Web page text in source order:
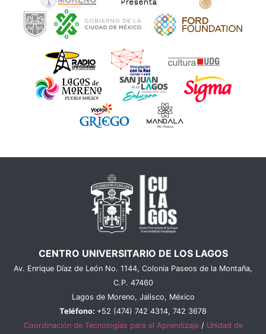
CENTRO UNIVERSITARIO DE LOS LAGOS
Av. Enrique Díaz de León No. 1144, Colonia Paseos de la Montaña,
C.P. 47460
Lagos de Moreno, Jalisco, México
Teléfono: +52 (474) 742 4314, 742 3678
Coordinación de Tecnologías para el Aprendizaje / Unidad de